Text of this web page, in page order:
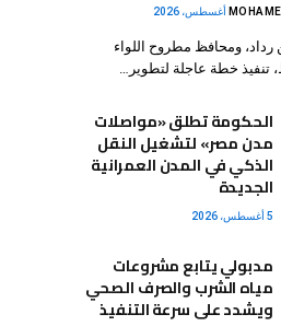
ومحافظ مطروح اللواء
تنفيذ خطة عاجلة لتطوير…
الحكومة تطلق «مواصلات
مدن مصر» لتشغيل النقل
الذكي في المدن العمرانية
الجديدة
5 أغسطس، 2026
مدبولي يتابع مشروعات
مياه الشرب والصرف الصحي
ويشدد على سرعة التنفيذ